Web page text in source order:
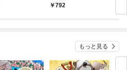
792
ビ
もっと見る